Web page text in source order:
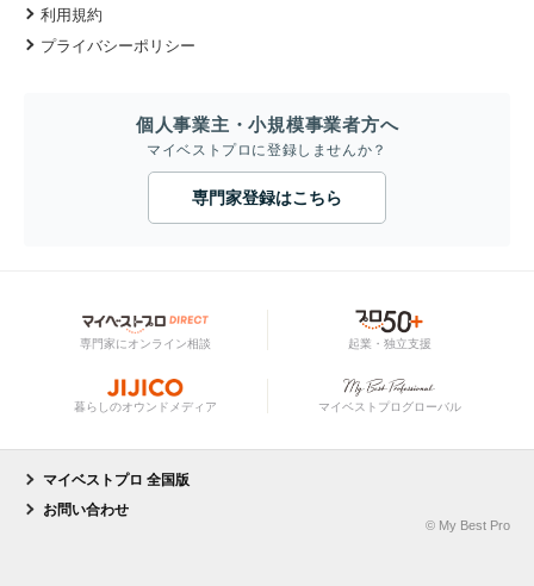
利用規約
プライバシーポリシー
個人事業主・小規模事業者方へ
マイベストプロに登録しませんか？
専門家登録はこちら
専門家にオンライン相談 起業・独立支援
暮らしのオウンドメディア マイベストプログローバル
マイベストプロ 全国版
お問い合わせ
© My Best Pro